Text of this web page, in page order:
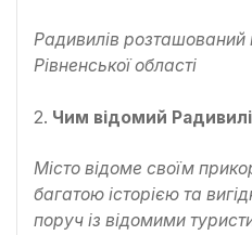
Радивилів розташований
Рівненської області
2. Чим відомий
Місто відоме своїм
багатою історією та
поруч із відомими